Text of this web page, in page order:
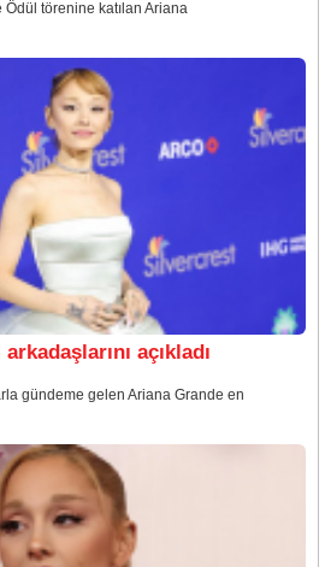
törenine katılan Ariana
açıkladı
gündeme gelen Ariana Grande en